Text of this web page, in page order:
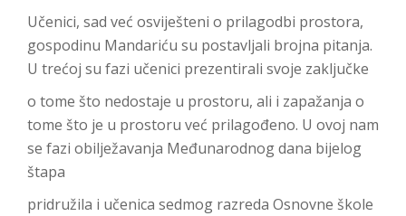
Učenici, sad već osviješteni o prilagodbi prostora,
gospodinu Mandariću su postavljali brojna pitanja.
U trećoj su fazi učenici prezentirali svoje zaključke
o tome što nedostaje u prostoru, ali i zapažanja o
tome što je u prostoru već prilagođeno. U ovoj nam
se fazi obilježavanja Međunarodnog dana bijelog
štapa
pridružila i učenica sedmog razreda Osnovne škole